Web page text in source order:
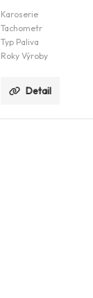
Karoserie
Tachometr
Typ Paliva
Roky Výroby
Detail